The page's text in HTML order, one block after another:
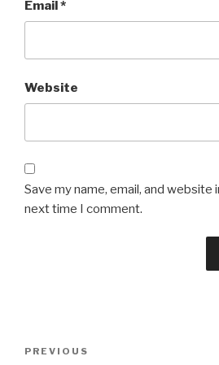
Email*
Website
Save my name, email, and website
next time I comment.
Post
Previous
PREVIOUS